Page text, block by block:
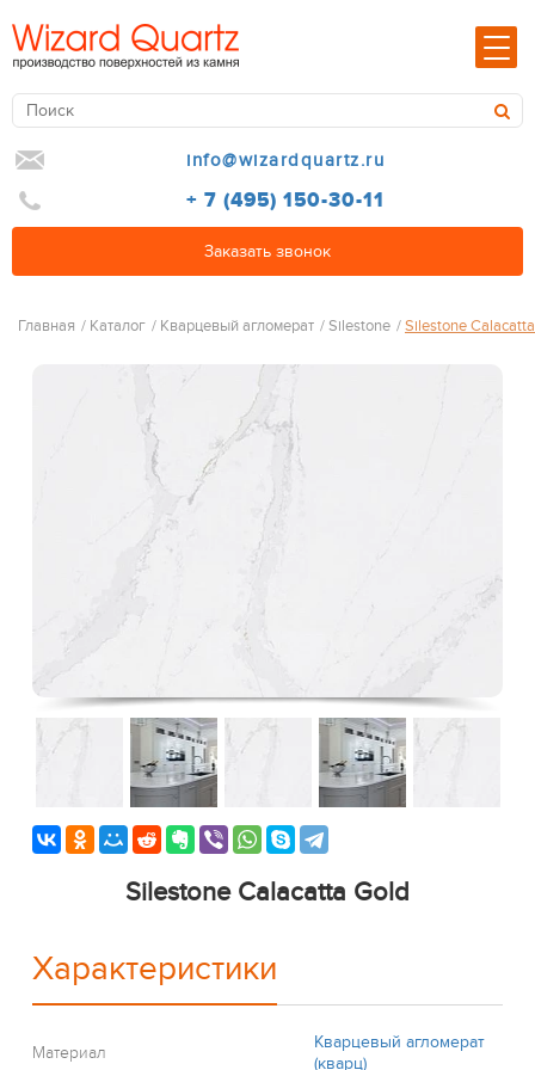
info@wizardquartz.ru
+ 7 (495) 150-30-11
Заказать звонок
Главная / Каталог / Кварцевый агломерат /Silestone /Silestone
Silestone Calacatta Gold
Характеристики
Материал
Кварцевый агломерат
(кварц)